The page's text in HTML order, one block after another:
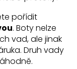
pořídit
. Boty nelze
vad, ale jinak
Druh vady